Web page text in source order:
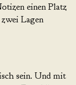
einen Platz
Lagen
sein. Und mit